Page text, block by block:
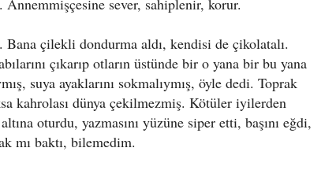
çilekli dondurma aldı, kendisi de çikolatalı.
çıkarıp otların üstünde bir o yana bir bu yana
suya ayaklarını sokmalıymış, öyle dedi. Toprak
kahrolası dünya çekilmezmiş. Kötüler iyilerden
oturdu, yazmasını yüzüne siper etti, başını eğdi,
mı baktı, bilemedim.